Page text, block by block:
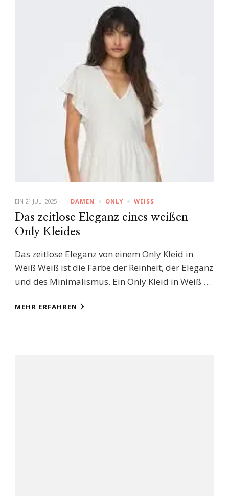
EIN 21 JULI 2025 DAMEN ONLY WEISS
Das zeitlose Eleganz eines weißen
Only Kleides
Das zeitlose Eleganz von einem Only Kleid in
Weiß Weiß ist die Farbe der Reinheit, der Eleganz
und des Minimalismus. Ein Only Kleid in Weiß …
MEHR ERFAHREN